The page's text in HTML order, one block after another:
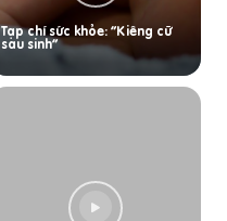
Tạp chí sức khỏe: “Kiêng cữ
sau sinh”